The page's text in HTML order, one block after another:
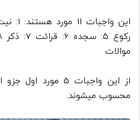
موالات
محسوب میشوند.